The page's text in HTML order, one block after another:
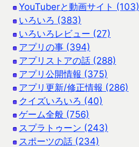
YouTuberと動画サイト (103)
いろいろ (383)
いろいろレビュー (27)
アプリの事 (394)
アプリストアの話 (288)
アプリ公開情報 (375)
アプリ更新/修正情報 (286)
クイズいろいろ (40)
ゲーム全般 (756)
スプラトゥーン (243)
スポーツの話 (234)